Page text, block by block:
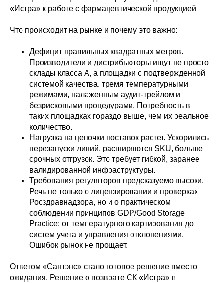
«Истра» к работе с фармацевтической продукцией.
Что происходит на рынке и почему это важно:
Дефицит правильных квадратных метров.
Производители и дистрибьюторы ищут не просто
склады класса А, а площадки с подтвержденной
системой качества, тремя температурными
режимами, налаженным аудит-трейлом и
безрисковыми процедурами. Потребность в
таких площадках гораздо выше, чем их реальное
количество.
Нагрузка на цепочки поставок растет. Ускорились
перезапуски линий, расширяются SKU, больше
срочных отгрузок. Это требует гибкой, заранее
валидированной инфраструктуры.
Требования регуляторов предсказуемо высоки.
Речь не только о лицензировании и проверках
Росздравнадзора, но и о практическом
соблюдении принципов GDP/Good Storage
Practice: от температурного картирования до
систем учета и управления отклонениями.
Ошибок рынок не прощает.
Ответом «Сантэнс» стало готовое решение вместо
ожидания. Решение о возврате СК «Истра» в